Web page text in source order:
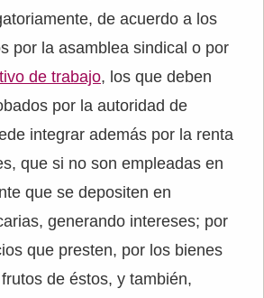
de acuerdo a los
por la asamblea sindical o por
de trabajo, los que deben
por la autoridad de
integrar además por la renta
que si no son empleadas en
que se depositen en
generando intereses; por
que presten, por los bienes
de éstos, y también,